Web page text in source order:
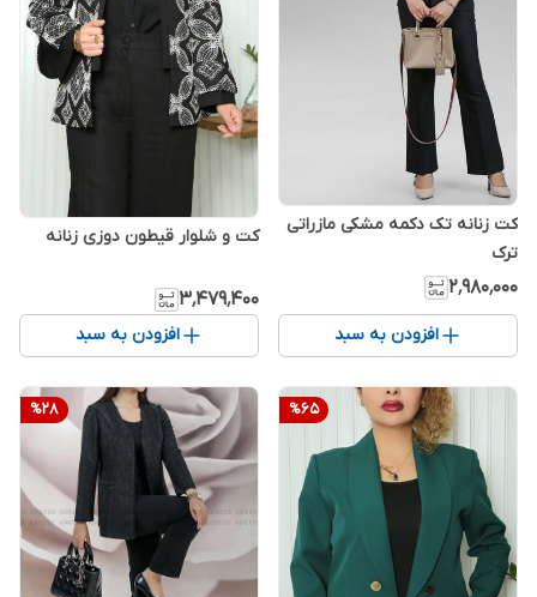
کت زنانه تک دکمه مشکی مازراتی
ترک
۲٬۹۸۰٬۰۰۰
افزودن به سبد
کت و شلوار قیطون دوزی زنانه
۳٬۴۷۹٬۴۰۰
افزودن به سبد
%65
%28